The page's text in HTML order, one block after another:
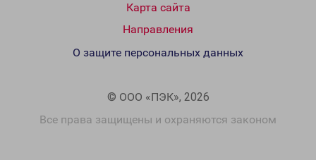
Карта сайта
Направления
© ООО «ПЭК», 2026
Все права защищены и охраняются законом
О защите персональных данных